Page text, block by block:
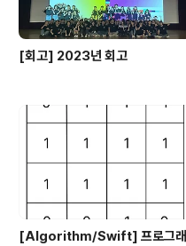
[회고] 2023년 회고
[Algorithm/Swift] 프로그래